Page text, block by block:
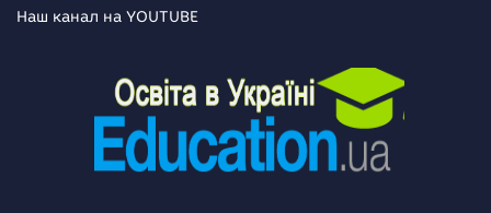
Наш канал на YOUTUBE